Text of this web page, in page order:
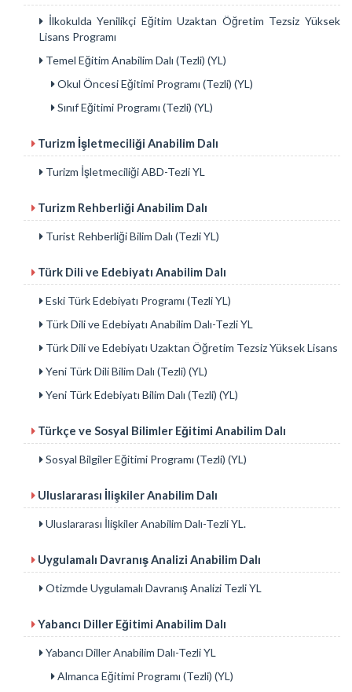
İlkokulda Yenilikçi Eğitim Uzaktan Öğretim Tezsiz Yüksek
Lisans Programı
Temel Eğitim Anabilim Dalı (Tezli) (YL)
Okul Öncesi Eğitimi Programı (Tezli) (YL)
Sınıf Eğitimi Programı (Tezli) (YL)
Turizm İşletmeciliği Anabilim Dalı
Turizm İşletmeciliği ABD-Tezli YL
Turizm Rehberliği Anabilim Dalı
Turist Rehberliği Bilim Dalı (Tezli YL)
Türk Dili ve Edebiyatı Anabilim Dalı
Eski Türk Edebiyatı Programı (Tezli YL)
Türk Dili ve Edebiyatı Anabilim Dalı-Tezli YL
Türk Dili ve Edebiyatı Uzaktan Öğretim Tezsiz Yüksek Lisans
Yeni Türk Dili Bilim Dalı (Tezli) (YL)
Yeni Türk Edebiyatı Bilim Dalı (Tezli) (YL)
Türkçe ve Sosyal Bilimler Eğitimi Anabilim Dalı
Sosyal Bilgiler Eğitimi Programı (Tezli) (YL)
Uluslararası İlişkiler Anabilim Dalı
Uluslararası İlişkiler Anabilim Dalı-Tezli YL.
Uygulamalı Davranış Analizi Anabilim Dalı
Otizmde Uygulamalı Davranış Analizi Tezli YL
Yabancı Diller Eğitimi Anabilim Dalı
Yabancı Diller Anabilim Dalı-Tezli YL
Almanca Eğitimi Programı (Tezli) (YL)